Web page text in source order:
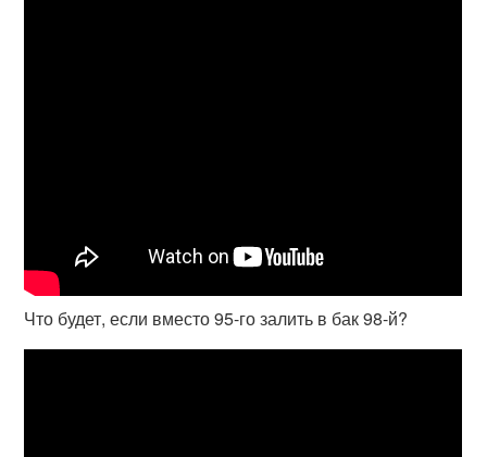
Что будет, если вместо 95-го залить в бак 98-й?